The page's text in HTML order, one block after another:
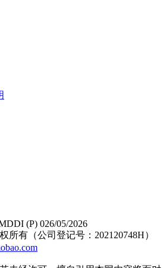
(P) 026/05/2026
所有（公司登记号：202120748H）